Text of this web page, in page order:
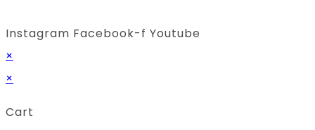
Instagram Facebook-f Youtube
×
×
Cart